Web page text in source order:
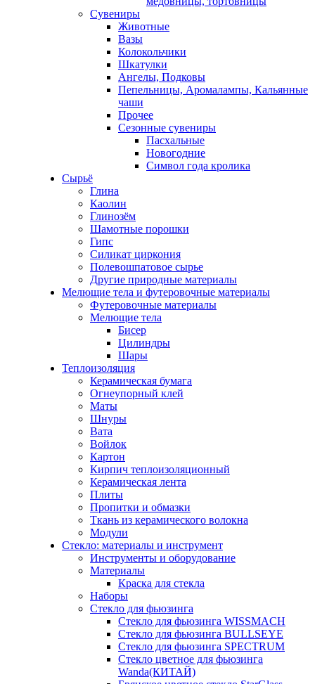
Сувениры
Животные
Вазы
Колокольчики
Шкатулки
Ангелы, Подковы
Пепельницы, Аромалампы, Кальянные
чаши
Прочее
Сезонные сувениры
Пасхальные
Новогодние
Символ года кролика
Сырьё
Глина
Каолин
Глинозём
Шамотные порошки
Гипс
Силикат циркония
Полевошпатовое сырье
Другие природные материалы
Мелющие тела и футеровочные материалы
Футеровочные материалы
Мелющие тела
Бисер
Цилиндры
Шары
Теплоизоляция
Керамическая бумага
Огнеупорный клей
Маты
Шнуры
Вата
Войлок
Картон
Кирпич теплоизоляционный
Керамическая лента
Плиты
Пропитки и обмазки
Ткань из керамического волокна
Модули
Стекло: материалы и инструмент
Инструменты и оборудование
Материалы
Краска для стекла
Наборы
Стекло для фьюзинга
Стекло для фьюзинга WISSMACH
Стекло для фьюзинга BULLSEYE
Стекло для фьюзинга SPECTRUM
Стекло цветное для фьюзинга
Wanda(КИТАЙ)